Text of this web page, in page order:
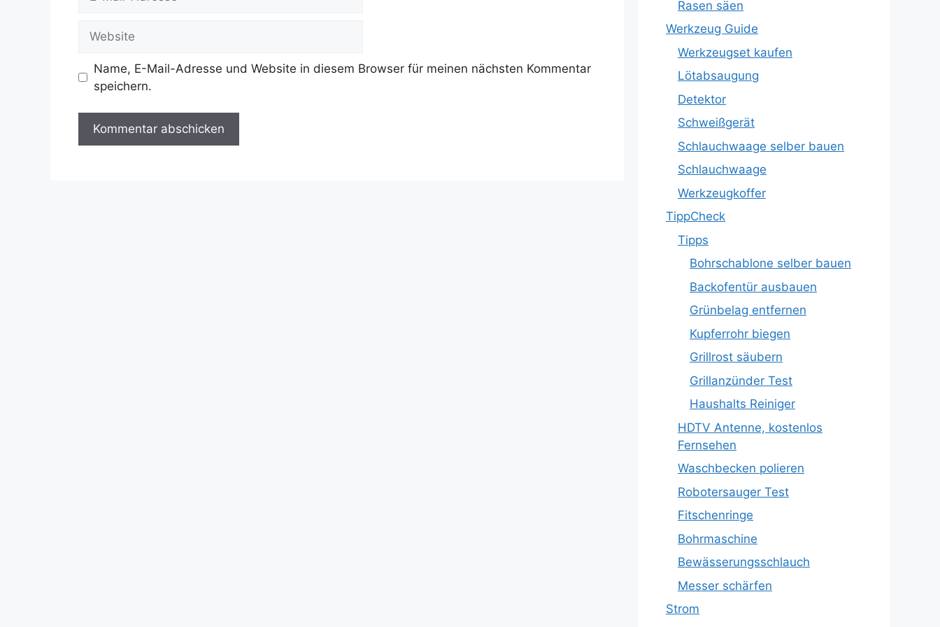
Mail-
Name, E-Mail-Adresse und Website in diesem Browser für meinen nächsten Kommentar
speichern.
Rasen säen
Werkzeug Guide
Werkzeugset kaufen
Lötabsaugung
Detektor
Schweißgerät
Schlauchwaage selber bauen
Schlauchwaage
Werkzeugkoffer
TippCheck
Tipps
Bohrschablone selber bauen
Backofentür ausbauen
Grünbelag entfernen
Kupferrohr biegen
Grillrost säubern
Grillanzünder Test
Haushalts Reiniger
HDTV Antenne, kostenlos
Fernsehen
Waschbecken polieren
Robotersauger Test
Fitschenringe
Bohrmaschine
Bewässerungsschlauch
Messer schärfen
Strom